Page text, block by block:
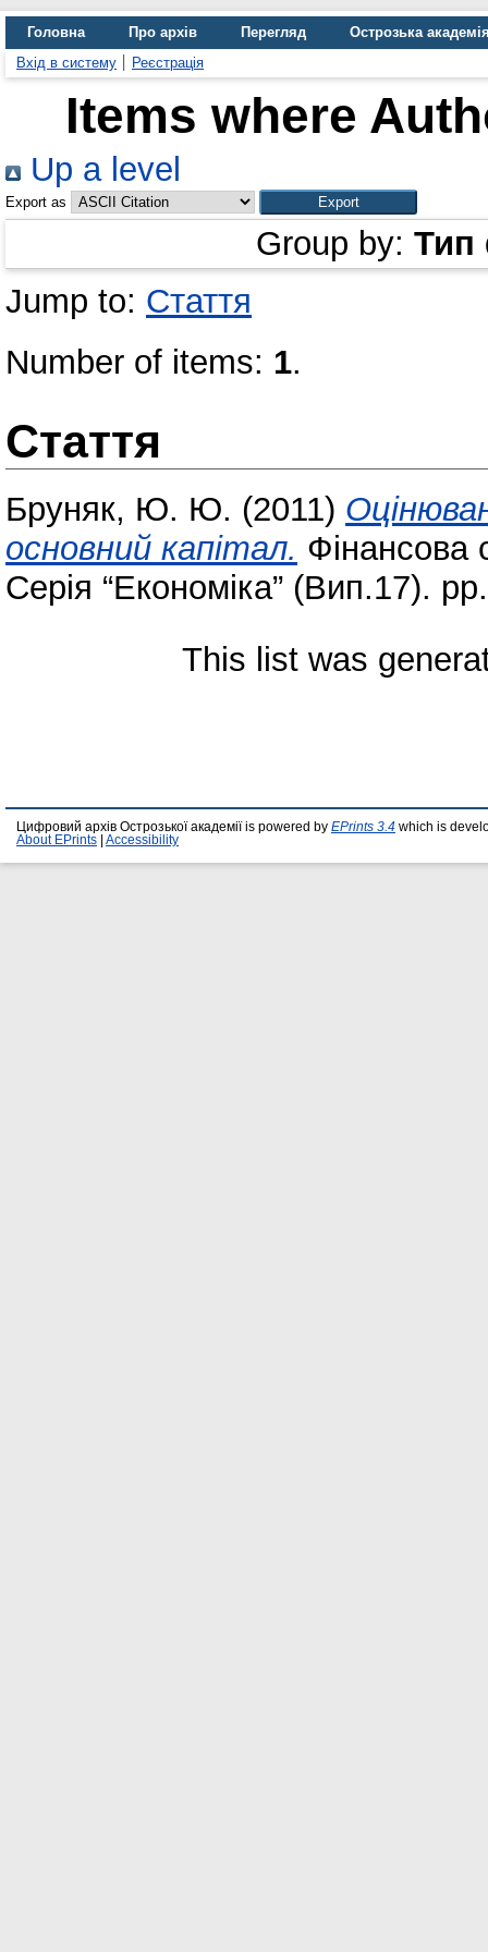
Головна Про архів Перегляд
Острозька
Вхід в систему
Реєстрація
Items where
Up a level
Export as
Group by: Тип
Jump to: Стаття
Number of items: 1.
Стаття
Бруняк, Ю. Ю. (2011)
основний капітал. Фінансова
Серія “Економіка” (Вип.17).
This list was
Цифровий архів Острозької академії is powered by EPrints 3.4 which is
About EPrints
Accessibility